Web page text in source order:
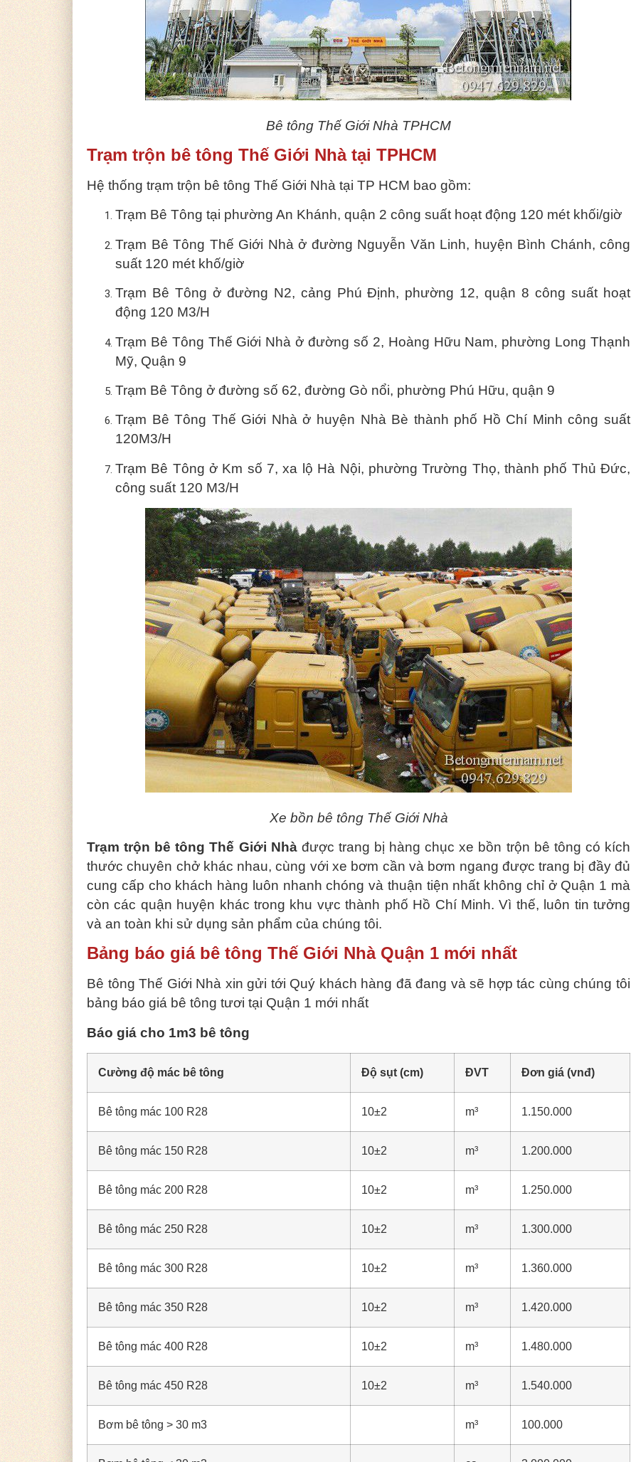
Bê tông Thế Giới Nhà TPHCM
Trạm trộn bê tông Thế Giới Nhà tại TPHCM
Hệ thống trạm trộn bê tông Thế Giới Nhà tại TP HCM bao gồm:
Trạm Bê Tông tại phường An Khánh, quận 2 công suất hoạt động 120 mét khối/giờ
Trạm Bê Tông Thế Giới Nhà ở đường Nguyễn Văn Linh, huyện Bình Chánh, công
suất 120 mét khố/giờ
Trạm Bê Tông ở đường N2, cảng Phú Định, phường 12, quận 8 công suất hoạt
động 120 M3/H
Trạm Bê Tông Thế Giới Nhà ở đường số 2, Hoàng Hữu Nam, phường Long Thạnh
Mỹ, Quận 9
Trạm Bê Tông ở đường số 62, đường Gò nổi, phường Phú Hữu, quận 9
Trạm Bê Tông Thế Giới Nhà ở huyện Nhà Bè thành phố Hồ Chí Minh công suất
120M3/H
Trạm Bê Tông ở Km số 7, xa lộ Hà Nội, phường Trường Thọ, thành phố Thủ Đức,
công suất 120 M3/H
Xe bồn bê tông Thế Giới Nhà
Trạm trộn bê tông Thế Giới Nhàđược trang bị hàng chục xe bồn trộn bê tông có kích
thước chuyên chở khác nhau, cùng với xe bơm cần và bơm ngang được trang bị đầy đủ
cung cấp cho khách hàng luôn nhanh chóng và thuận tiện nhất không chỉ ở Quận 1 mà
còn các quận huyện khác trong khu vực thành phố Hồ Chí Minh. Vì thế, luôn tin tưởng
và an toàn khi sử dụng sản phẩm của chúng tôi.
Bảng báo giá bê tông Thế Giới Nhà Quận 1 mới nhất
Bê tông Thế Giới Nhà xin gửi tới Quý khách hàng đã đang và sẽ hợp tác cùng chúng tôi
bảng báo giá bê tông tươi tại Quận 1 mới nhất
Báo giá cho 1m3 bê tông
Cường độ mác bê tông Độ sụt (cm) ĐVT Đơn giá (vnđ)
Bê tông mác 100 R28 10±2 m³ 1.150.000
Bê tông mác 150 R28 10±2 m³ 1.200.000
Bê tông mác 200 R28 10±2 m³ 1.250.000
Bê tông mác 250 R28 10±2 m³ 1.300.000
Bê tông mác 300 R28 10±2 m³ 1.360.000
Bê tông mác 350 R28 10±2 m³ 1.420.000
Bê tông mác 400 R28 10±2 m³ 1.480.000
Bê tông mác 450 R28 10±2 m³ 1.540.000
Bơm bê tông > 30 m3 m³ 100.000